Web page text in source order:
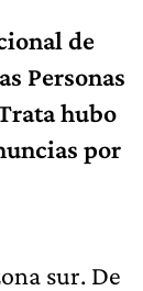
de
Personas
hubo
por
sur. De